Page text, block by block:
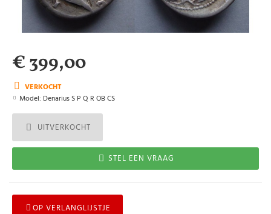
VERKOCHT
Model: Denarius S P Q R OB CS
€ 399,00
UITVERKOCHT
STEL EEN VRAAG
OP VERLANGLIJSTJE